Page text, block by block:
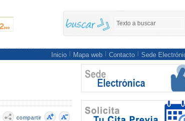
Inicio Mapa web Contacto Sede
compartir